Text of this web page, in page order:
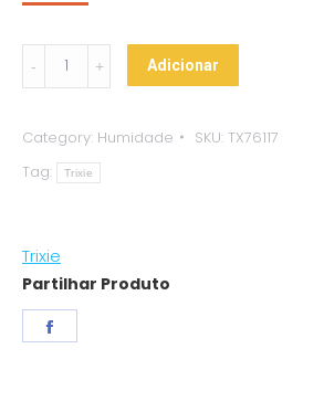
Pulverizador
p/
900ml
quantity
Adicionar
Category: Humidade SKU: TX76117
Tag:
Trixie
Trixie
Partilhar Produto